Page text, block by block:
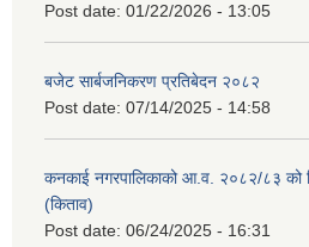
Post date: 01/22/2026 - 13:05
बजेट सार्बजनिकरण प्रतिबेदन २०८२
Post date: 07/14/2025 - 14:58
कनकाई नगरपालिकाको आ.व. २०८२/८३ को
(किताव)
Post date: 06/24/2025 - 16:31